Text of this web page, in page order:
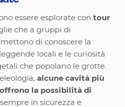
essere esplorate con tour
che a gruppi di
di conoscere la
locali e le curiosità
che popolano le grotte.
alcune cavità più
la possibilità di
sempre in sicurezza e